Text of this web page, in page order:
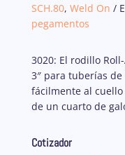
SCH.80, Weld On
pegamentos
3020: El rodillo
3″ para tuberías de
fácilmente al
de un cuarto de
Cotizador